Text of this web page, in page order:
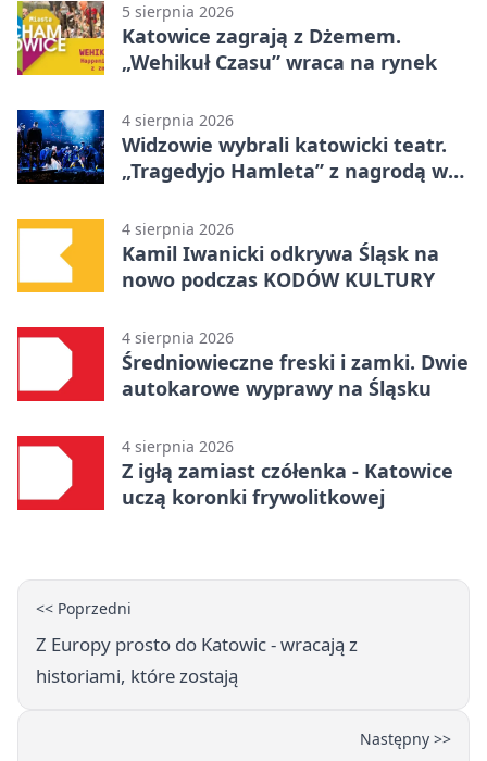
5 sierpnia 2026
Katowice zagrają z Dżemem.
„Wehikuł Czasu” wraca na rynek
4 sierpnia 2026
Widzowie wybrali katowicki teatr.
„Tragedyjo Hamleta” z nagrodą w
4 sierpnia 2026
Kamil Iwanicki odkrywa Śląsk na
nowo podczas KODÓW KULTURY
4 sierpnia 2026
Średniowieczne freski i zamki. Dwie
autokarowe wyprawy na Śląsku
4 sierpnia 2026
Z igłą zamiast czółenka - Katowice
uczą koronki frywolitkowej
<< Poprzedni
Z Europy prosto do Katowic - wracają z
historiami, które zostają
Następny >>